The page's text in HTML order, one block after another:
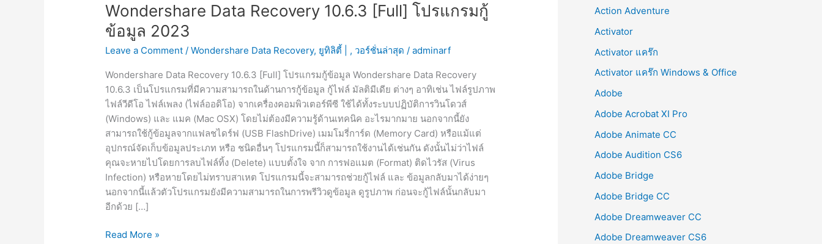
Wondershare Data Recovery 10.6.3 [Full] โปรแกรมกู้
ข้อมูล 2023
Leave a Comment /Wondershare Data Recovery, ยูทิลิตี้ | , วอร์ชั่นล่าสุด /adminarf
Wondershare Data Recovery 10.6.3 [Full] โปรแกรมกู้ข้อมูล Wondershare Data Recovery
10.6.3 เป็นโปรแกรมที่มีความสามารถในด้านการกู้ข้อมูล กู้ไฟล์ มัลติมีเดีย ต่างๆ อาทิเช่น ไฟล์รูปภาพ
ไฟล์วีดีโอ ไฟล์เพลง (ไฟล์ออดิโอ) จากเครื่องคอมพิวเตอร์พีซี ใช้ได้ทั้งระบบปฏิบัติการวินโดวส์
(Windows) และ แมค (Mac OSX) โดยไม่ต้องมีความรู้ด้านเทคนิค อะไรมากมาย นอกจากนี้ยัง
สามารถใช้กู้ข้อมูลจากแฟลชไดร์ฟ (USB FlashDrive) เมมโมรี่การ์ด (Memory Card) หรือแม้แต่
อุปกรณ์จัดเก็บข้อมูลประเภท หรือ ชนิดอื่นๆ โปรแกรมนี้ก็สามารถใช้งานได้เช่นกัน ดังนั้นไม่ว่าไฟล์
คุณจะหายไปโดยการลบไฟล์ทิ้ง (Delete) แบบตั้งใจ จาก การฟอแมต (Format) ติดไวรัส (Virus
Infection) หรือหายโดยไม่ทราบสาเหต โปรแกรมนี้จะสามารถช่วยกู้ไฟล์ และ ข้อมูลกลับมาได้ง่ายๆ
นอกจากนี้แล้วตัวโปรแกรมยังมีความสามารถในการพรีวิวดูข้อมูล ดูรูปภาพ ก่อนจะกู้ไฟล์นั้นกลับมา
อีกด้วย […]
Wondershare
Read More »
Action Adventure
Activator
Activator แคร๊ก
Activator แคร๊ก Windows & Office
Adobe
Adobe Acrobat XI Pro
Adobe Animate CC
Adobe Audition CS6
Adobe Bridge
Adobe Bridge CC
Adobe Dreamweaver CC
Adobe Dreamweaver CS6